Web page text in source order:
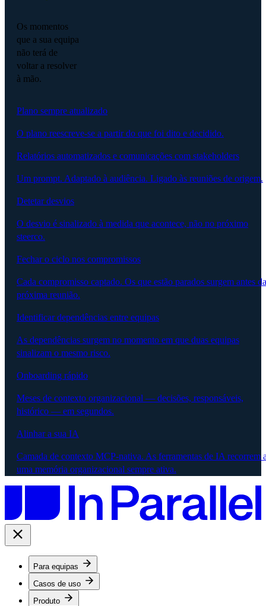
Os momentos
que a sua equipa
não terá de
voltar a resolver
à mão.
Plano sempre atualizado
O plano reescreve-se a partir do que foi dito e decidido.
Relatórios automatizados e comunicações com stakeholders
Um prompt. Adaptado à audiência. Ligado às reuniões de origem.
Detetar desvios
O desvio é sinalizado à medida que acontece, não no próximo
steerco.
Fechar o ciclo nos compromissos
Cada compromisso captado. Os que estão parados surgem antes da
próxima reunião.
Identificar dependências entre equipas
As dependências surgem no momento em que duas equipas
sinalizam o mesmo risco.
Onboarding rápido
Meses de contexto organizacional — decisões, responsáveis,
histórico — em segundos.
Alinhar a sua IA
Camada de contexto MCP-nativa. As ferramentas de IA recorrem
uma memória organizacional sempre ativa.
Para equipas
Casos de uso
Produto